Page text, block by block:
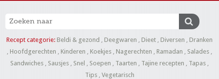
Recept categorie: Beldi & gezond , Deegwaren , Dieet , Diversen , Dranken
, Hoofdgerechten , Kinderen , Koekjes , Nagerechten , Ramadan , Salades ,
Sandwiches , Sausjes , Snel , Soepen , Taarten , Tajine recepten , Tapas ,
Tips, Vegetarisch